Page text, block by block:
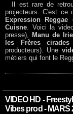
Il est rare de
projecteurs. C'est ce
Expression Reggae
Cuisne. Voici la
presse), Manu de
les Frères
producteurs). Une
métiers qui font le
VIDEO HD -
Vibes prod - MARS